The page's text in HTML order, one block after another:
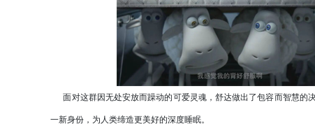
面对这群因无处安放而躁动的可爱灵魂，舒达做出了包容而智慧的
一新身份，为人类缔造更美好的深度睡眠。